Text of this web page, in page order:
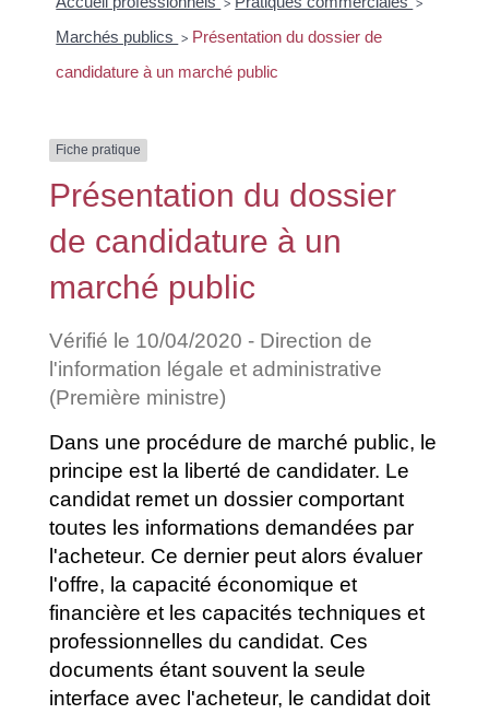
Marchés publics > Présentation du dossier de
candidature à un marché public
Fiche pratique
Présentation du dossier
de candidature à un
marché public
Vérifié le 10/04/2020 - Direction de
l'information légale et administrative
(Première ministre)
Dans une procédure de marché public, le
principe est la liberté de candidater. Le
candidat remet un dossier comportant
toutes les informations demandées par
l'acheteur. Ce dernier peut alors évaluer
l'offre, la capacité économique et
financière et les capacités techniques et
professionnelles du candidat. Ces
documents étant souvent la seule
interface avec l'acheteur, le candidat doit